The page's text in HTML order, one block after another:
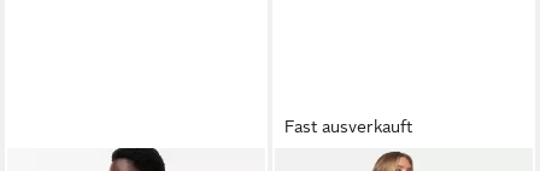
Fast ausverkauft